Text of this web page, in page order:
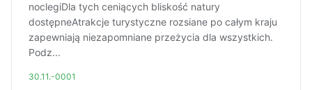
noclegiDla tych ceniących bliskość natury
dostępneAtrakcje turystyczne rozsiane po całym kraju
zapewniają niezapomniane przeżycia dla wszystkich.
Podz...
30.11.-0001